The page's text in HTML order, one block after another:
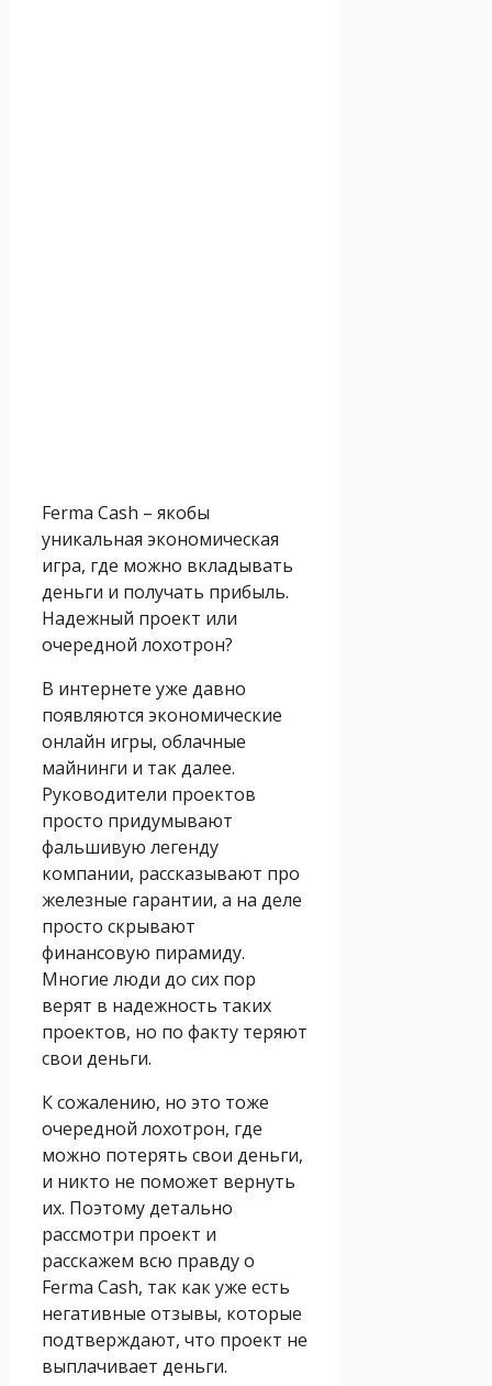
Ferma Cash – якобы
уникальная экономическая
игра, где можно вкладывать
деньги и получать прибыль.
Надежный проект или
очередной лохотрон?
В интернете уже давно
появляются экономические
онлайн игры, облачные
майнинги и так далее.
Руководители проектов
просто придумывают
фальшивую легенду
компании, рассказывают про
железные гарантии, а на деле
просто скрывают
финансовую пирамиду.
Многие люди до сих пор
верят в надежность таких
проектов, но по факту теряют
свои деньги.
К сожалению, но это тоже
очередной лохотрон, где
можно потерять свои деньги,
и никто не поможет вернуть
их. Поэтому детально
рассмотри проект и
расскажем всю правду о
Ferma Cash, так как уже есть
негативные отзывы, которые
подтверждают, что проект не
выплачивает деньги.